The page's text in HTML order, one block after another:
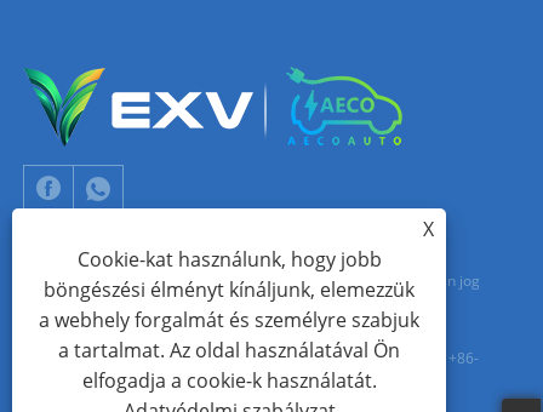
Copyright © 2024 Xiamen Aecoauto Technology Co., Ltd. Minden jog
fenntartva.
WEBOLDAL TECHNIKAI TÁMOGATÁS:TIANYU HÁLÓZATJack Lin: +86-
X
Cookie-kat használunk, hogy jobb
böngészési élményt kínáljunk, elemezzük
a webhely forgalmát és személyre szabjuk
a tartalmat. Az oldal használatával Ön
elfogadja a cookie-k használatát.